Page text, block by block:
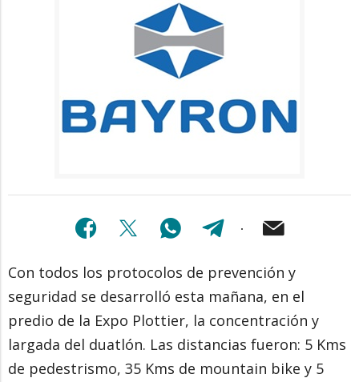
Con todos los protocolos de prevención y
seguridad se desarrolló esta mañana, en el
predio de la Expo Plottier, la concentración y
largada del duatlón. Las distancias fueron: 5 Kms
de pedestrismo, 35 Kms de mountain bike y 5